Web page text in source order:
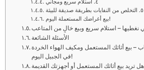
٤. استلام سريع ومجاني
٥. التخلص من النفايات بطريقة صديقة للبيئة
بيع أغراضك المستعملة اليوم!
نغطيها – استلام سريع وبيع خالٍ من المتاعب
الأسئلة الشائعة
– بيع أثاثك المستعمل ومكيف الهواء الخردة
في الجبيل اليوم!
هل تريد بيع أثاثك المستعمل أو أجهزتك القديمة